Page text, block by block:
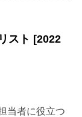
スト [2022
当者に役立つ